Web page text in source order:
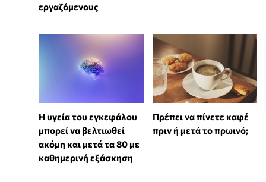
εργαζόμενους
Η υγεία του εγκεφάλου
μπορεί να βελτιωθεί
ακόμη και μετά τα 80 με
καθημερινή εξάσκηση
Πρέπει να πίνετε καφέ
πριν ή μετά το πρωινό;